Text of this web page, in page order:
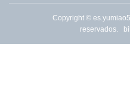
Copyright ©
reservados.